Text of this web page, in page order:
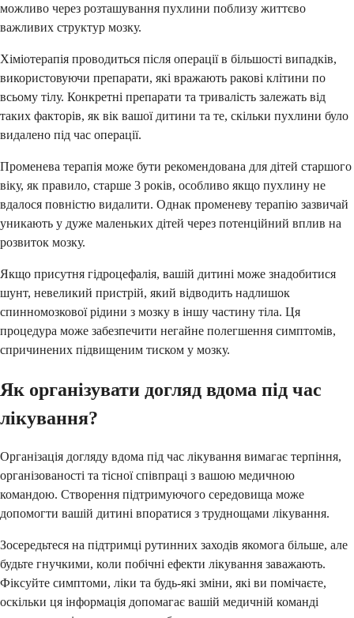
можливо через розташування пухлини поблизу життєво
важливих структур мозку.
Хіміотерапія проводиться після операції в більшості випадків,
використовуючи препарати, які вражають ракові клітини по
всьому тілу. Конкретні препарати та тривалість залежать від
таких факторів, як вік вашої дитини та те, скільки пухлини було
видалено під час операції.
Променева терапія може бути рекомендована для дітей старшого
віку, як правило, старше 3 років, особливо якщо пухлину не
вдалося повністю видалити. Однак променеву терапію зазвичай
уникають у дуже маленьких дітей через потенційний вплив на
розвиток мозку.
Якщо присутня гідроцефалія, вашій дитині може знадобитися
шунт, невеликий пристрій, який відводить надлишок
спинномозкової рідини з мозку в іншу частину тіла. Ця
процедура може забезпечити негайне полегшення симптомів,
спричинених підвищеним тиском у мозку.
Як організувати догляд вдома під час
лікування?
Організація догляду вдома під час лікування вимагає терпіння,
організованості та тісної співпраці з вашою медичною
командою. Створення підтримуючого середовища може
допомогти вашій дитині впоратися з труднощами лікування.
Зосередьтеся на підтримці рутинних заходів якомога більше, але
будьте гнучкими, коли побічні ефекти лікування заважають.
Фіксуйте симптоми, ліки та будь-які зміни, які ви помічаєте,
оскільки ця інформація допомагає вашій медичній команді